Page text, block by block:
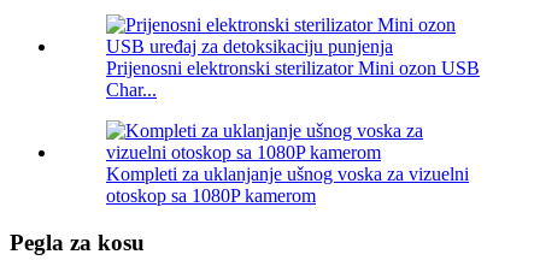
Prijenosni elektronski sterilizator Mini ozon USB
Char...
Kompleti za uklanjanje ušnog voska za vizuelni
otoskop sa 1080P kamerom
Pegla za kosu